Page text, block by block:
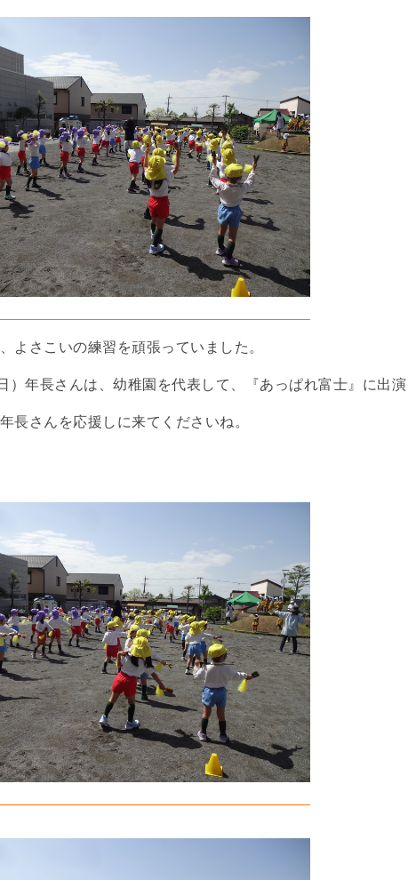
よさこいの練習を頑張っていました。
）年長さんは、幼稚園を代表して、『あっぱれ富士』に出演
長さんを応援しに来てくださいね。